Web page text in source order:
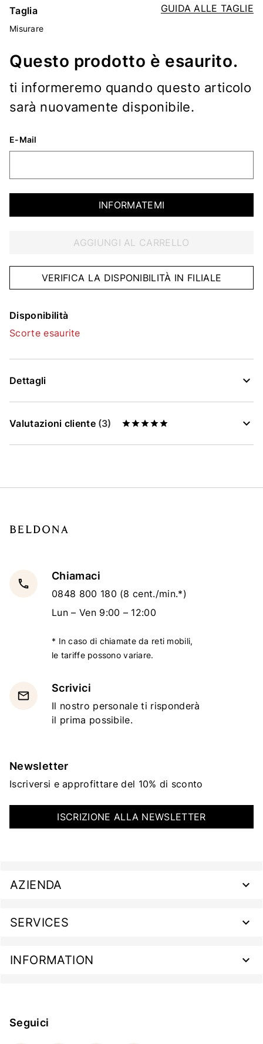
GUIDA ALLE TAGLIE
Taglia
Misurare
Questo prodotto è esaurito.
ti informeremo quando questo articolo
sarà nuovamente disponibile.
E-Mail
INFORMATEMI
AGGIUNGI AL CARRELLO
VERIFICA LA DISPONIBILITÀ IN FILIALE
Disponibilità
Scorte esaurite
Dettagli
Valutazioni cliente (3)
local_phone
Chiamaci
0848 800 180 (8 cent./min.*)
Lun – Ven 9:00 – 12:00
* In caso di chiamate da reti mobili,
le tariffe possono variare.
email
Scrivici
Il nostro personale ti risponderà
il prima possibile.
Newsletter
Iscriversi e approfittare del 10% di sconto
ISCRIZIONE ALLA NEWSLETTER
AZIENDA
SERVICES
INFORMATION
Seguici